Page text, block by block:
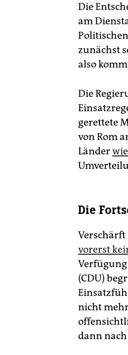
Die
am
zunächst
also
Die
gerettete
von Rom
Länder
Die
vorerst
(CDU)
nicht
dann